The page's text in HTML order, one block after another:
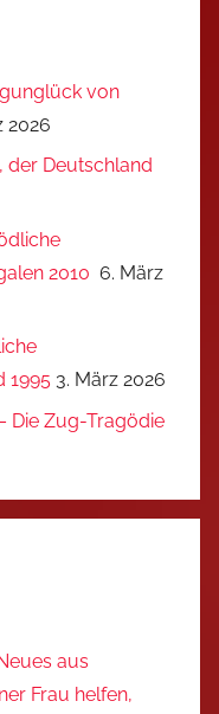
von
2026
der Deutschland
2010 6. März
1995 3. März 2026
Die Zug-Tragödie
aus
Frau helfen,